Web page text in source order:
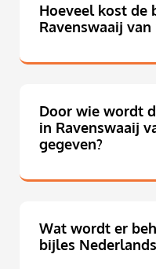
Hoeveel kost de
Ravenswaaij van
Door wie wordt
in Ravenswaaij
gegeven?
Wat wordt er
bijles